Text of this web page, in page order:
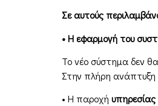
Σε αυτούς
• Η εφαρμογή του
Το νέο σύστημα δεν
Στην πλήρη ανάπτυξη
• Η παροχή